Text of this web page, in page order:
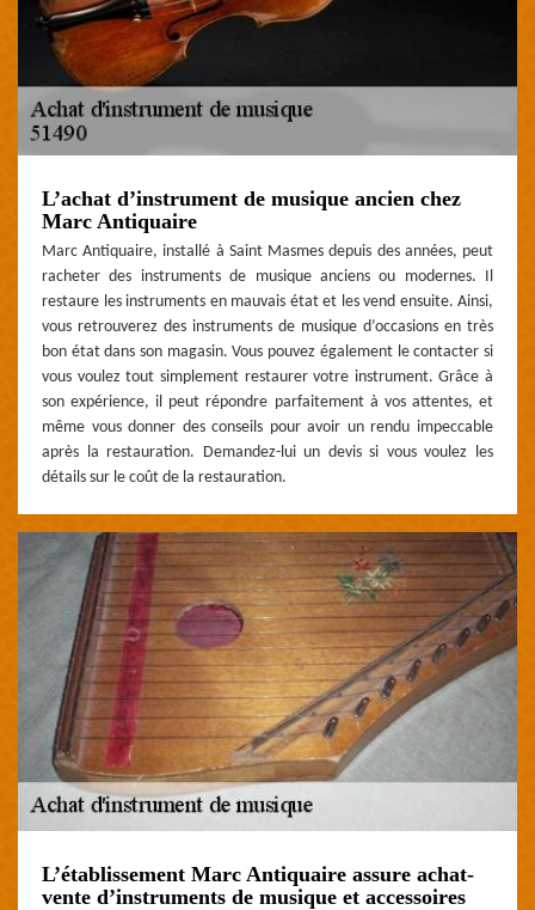
L’achat d’instrument de musique ancien chez
Marc Antiquaire
Marc Antiquaire, installé à Saint Masmes depuis des années, peut
racheter des instruments de musique anciens ou modernes. Il
restaure les instruments en mauvais état et les vend ensuite. Ainsi,
vous retrouverez des instruments de musique d’occasions en très
bon état dans son magasin. Vous pouvez également le contacter si
vous voulez tout simplement restaurer votre instrument. Grâce à
son expérience, il peut répondre parfaitement à vos attentes, et
même vous donner des conseils pour avoir un rendu impeccable
après la restauration. Demandez-lui un devis si vous voulez les
détails sur le coût de la restauration.
L’établissement Marc Antiquaire assure achat-
vente d’instruments de musique et accessoires